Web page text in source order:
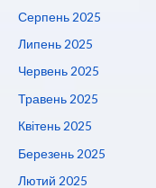
Серпень 2025
Липень 2025
Червень 2025
Травень 2025
Квітень 2025
Березень 2025
Лютий 2025